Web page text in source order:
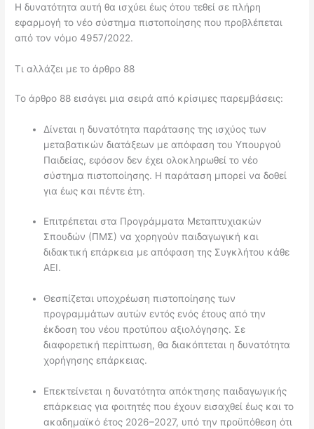
Η δυνατότητα αυτή θα ισχύει έως ότου τεθεί σε πλήρη
εφαρμογή το νέο σύστημα πιστοποίησης που προβλέπεται
από τον νόμο 4957/2022.
Τι αλλάζει με το άρθρο 88
Το άρθρο 88 εισάγει μια σειρά από κρίσιμες παρεμβάσεις:
Δίνεται η δυνατότητα παράτασης της ισχύος των
μεταβατικών διατάξεων με απόφαση του Υπουργού
Παιδείας, εφόσον δεν έχει ολοκληρωθεί το νέο
σύστημα πιστοποίησης. Η παράταση μπορεί να δοθεί
για έως και πέντε έτη.
Επιτρέπεται στα Προγράμματα Μεταπτυχιακών
Σπουδών (ΠΜΣ) να χορηγούν παιδαγωγική και
διδακτική επάρκεια με απόφαση της Συγκλήτου κάθε
ΑΕΙ.
Θεσπίζεται υποχρέωση πιστοποίησης των
προγραμμάτων αυτών εντός ενός έτους από την
έκδοση του νέου προτύπου αξιολόγησης. Σε
διαφορετική περίπτωση, θα διακόπτεται η δυνατότητα
χορήγησης επάρκειας.
Επεκτείνεται η δυνατότητα απόκτησης παιδαγωγικής
επάρκειας για φοιτητές που έχουν εισαχθεί έως και το
ακαδημαϊκό έτος 2026–2027, υπό την προϋπόθεση ότι